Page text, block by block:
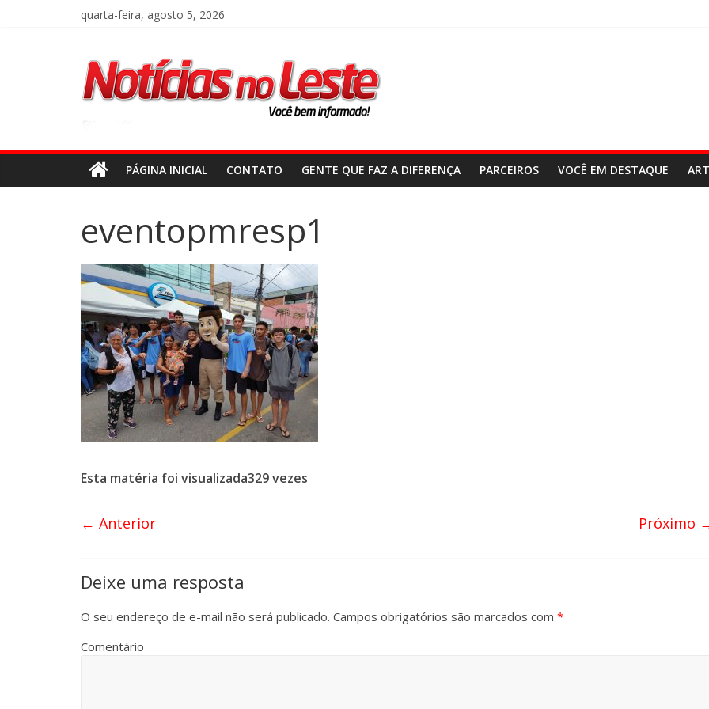
quarta-feira, agosto 5, 2026
PÁGINA INICIAL CONTATO GENTE QUE FAZ A DIFERENÇA PARCEIROS VOCÊ EM DESTAQUE
eventopmresp1
Esta matéria foi visualizada329 vezes
← Anterior Próximo
Deixe uma resposta
O seu endereço de e-mail não será publicado. Campos obrigatórios são marcados com *
Comentário